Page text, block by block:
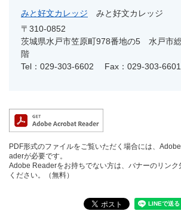
みと好文カレッジ
みと好文カレッジ
〒310-0852
茨城県水戸市笠原町978番地の5 水戸市
階
Tel：029-303-6602
Fax：029-303-6601
PDF形式のファイルをご覧いただく場合には、
aderが必要です。
Adobe Readerをお持ちでない方は、バナーのリンク
ください。（無料）